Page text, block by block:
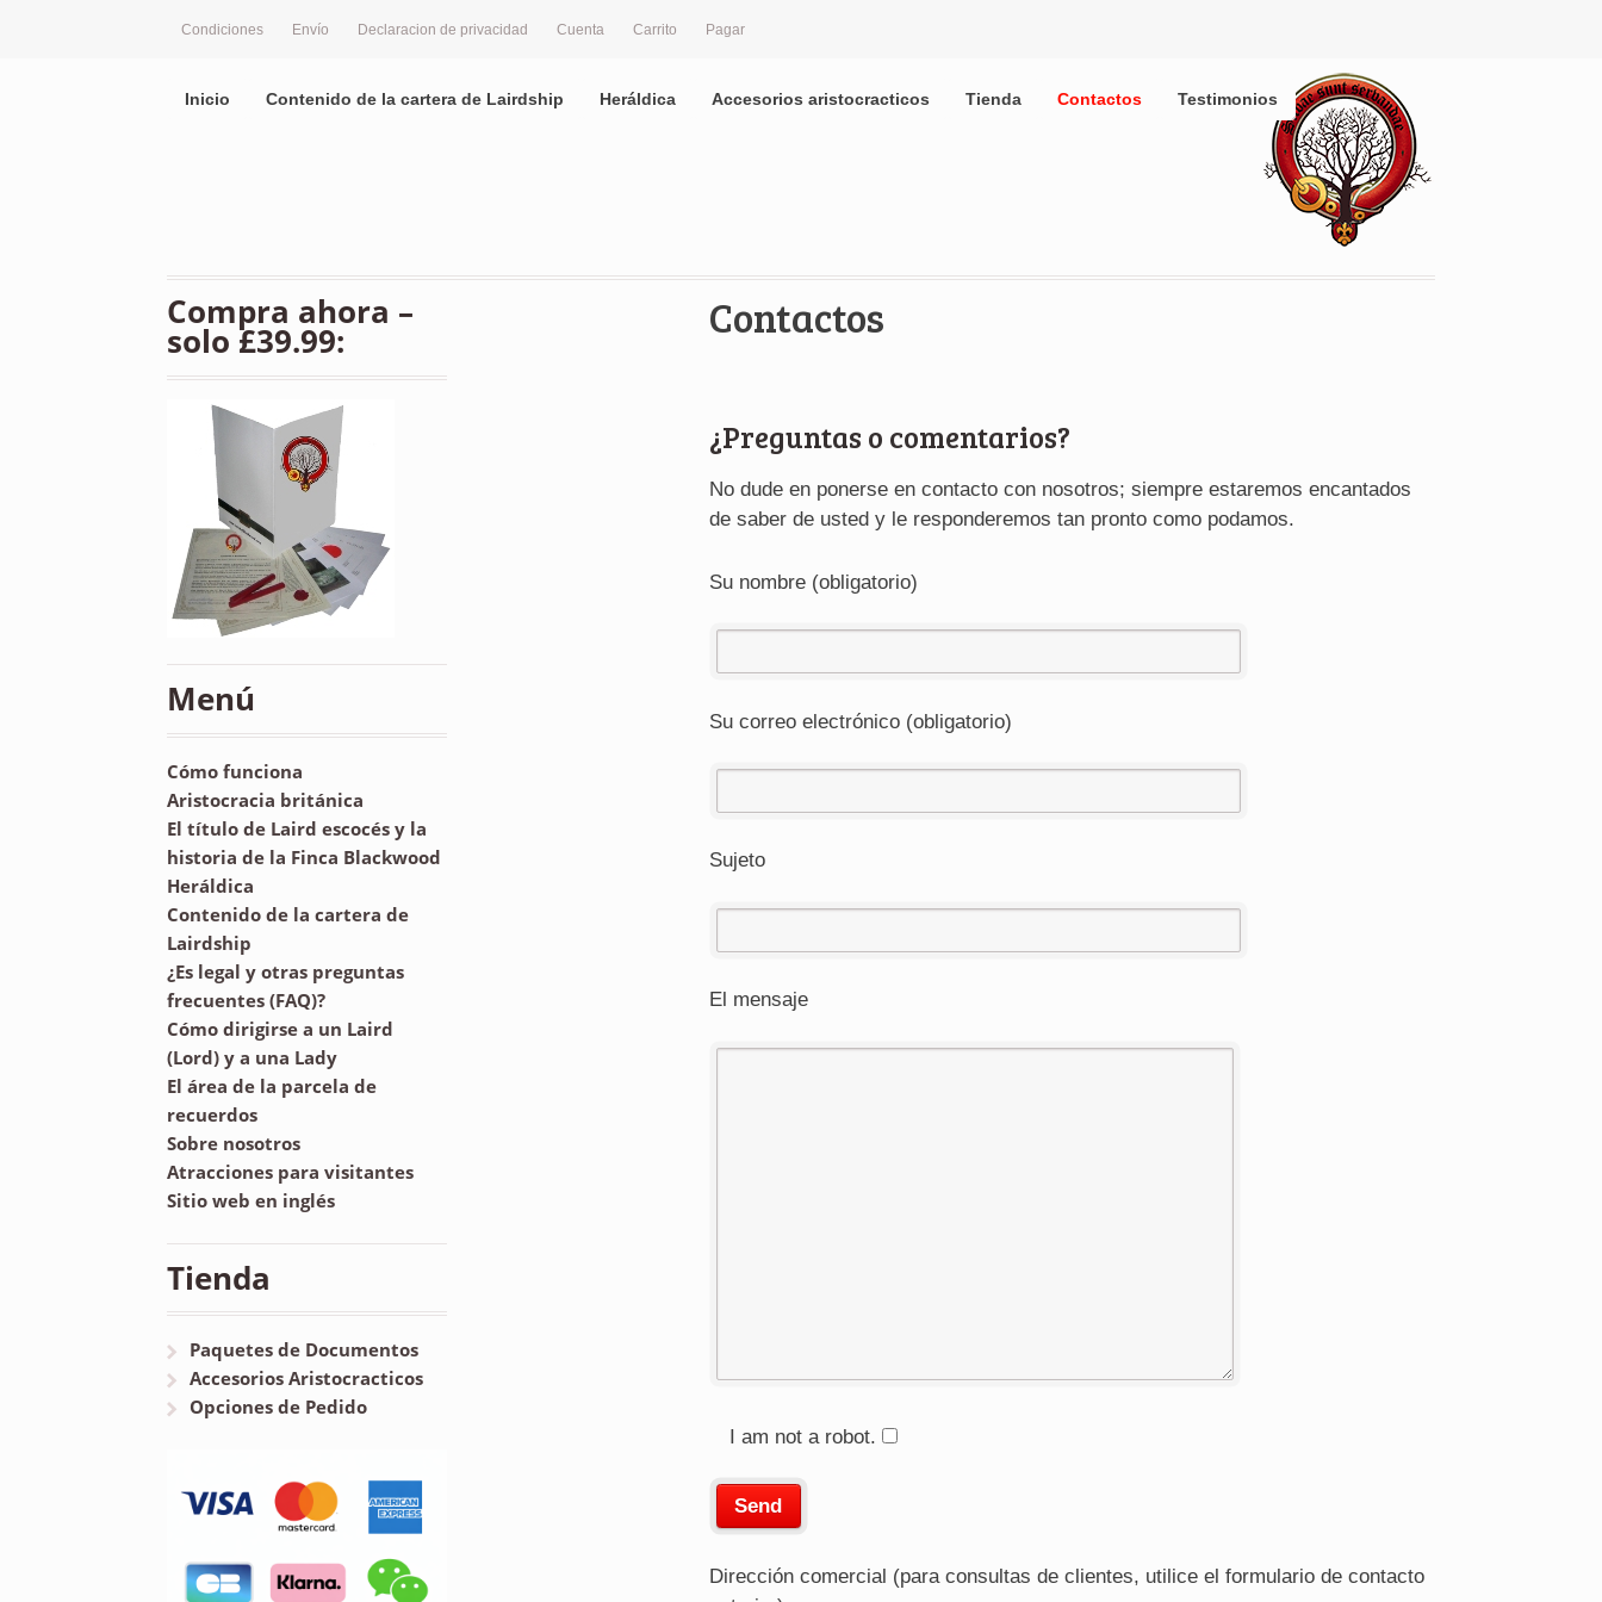
Condiciones Envío Declaracion de privacidad Cuenta Carrito Pagar
Inicio Contenido de la cartera de Lairdship Heráldica Accesorios aristocracticos Tienda Contactos Testimonios
Contactos
¿Preguntas o comentarios?
No dude en ponerse en contacto con nosotros; siempre estaremos encantados
de saber de usted y le responderemos tan pronto como podamos.
Su nombre (obligatorio)
Su correo electrónico (obligatorio)
Sujeto
El mensaje
I am not a robot.
Dirección comercial (para consultas de clientes, utilice el formulario de contacto
Compra ahora –
solo £39.99:
Menú
Cómo funciona
Aristocracia británica
El título de Laird escocés y la
historia de la Finca Blackwood
Heráldica
Contenido de la cartera de
Lairdship
¿Es legal y otras preguntas
frecuentes (FAQ)?
Cómo dirigirse a un Laird
(Lord) y a una Lady
El área de la parcela de
recuerdos
Sobre nosotros
Atracciones para visitantes
Sitio web en inglés
Tienda
Paquetes de Documentos
Accesorios Aristocracticos
Opciones de Pedido